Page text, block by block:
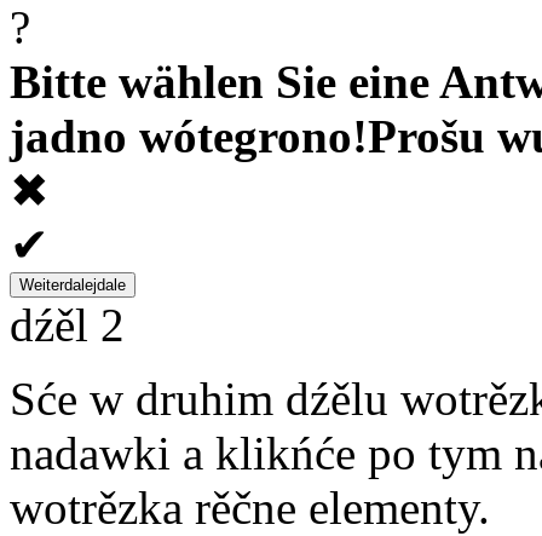
?
Bitte wählen Sie eine
jadno wótegrono!Prošu
✖
✔
Weiterdalejdale
dźěl 2
Sće w druhim dźělu
nadawki a klikńće po tym
wotrězka rěčne elementy.